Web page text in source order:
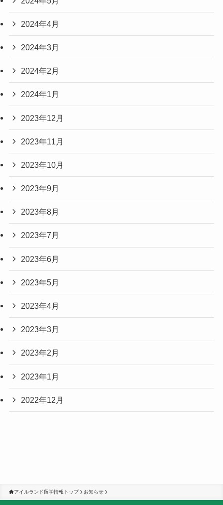
2024年4月
2024年3月
2024年2月
2024年1月
2023年12月
2023年11月
2023年10月
2023年9月
2023年8月
2023年7月
2023年6月
2023年5月
2023年4月
2023年3月
2023年2月
2023年1月
2022年12月
アイルランド留学情報トップ お知らせ